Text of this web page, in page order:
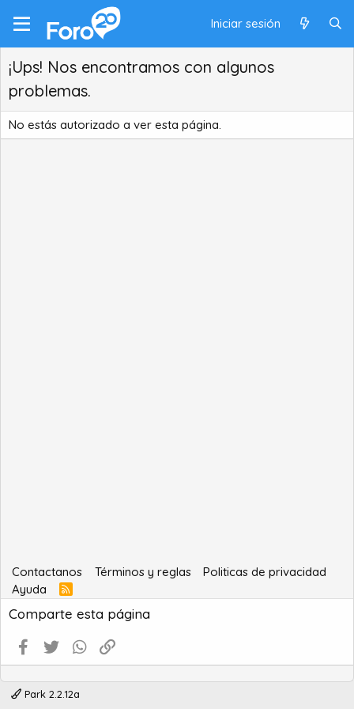
Iniciar sesión
¡Ups! Nos encontramos con algunos
problemas.
No estás autorizado a ver esta página.
Contactanos Términos y reglas
Politicas de privacidad
Ayuda
R
S
S
Comparte esta página
Facebook
Twitter WhatsApp
Park 2.2.12a